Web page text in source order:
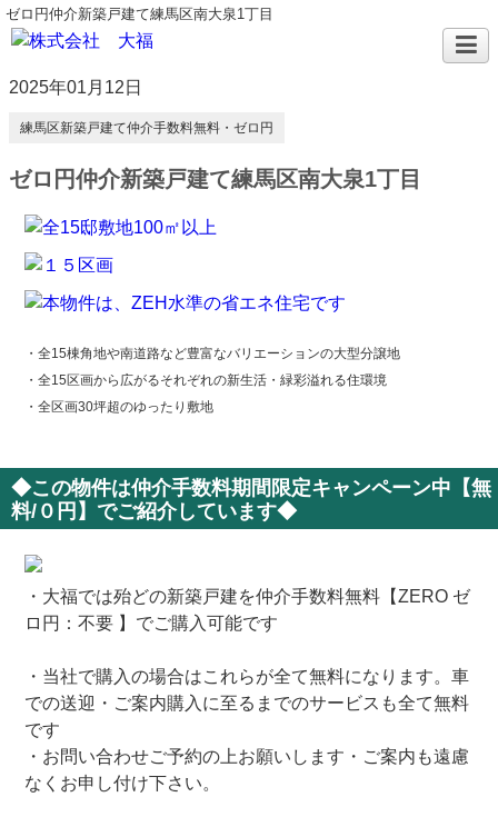
ゼロ円仲介新築戸建て練馬区南大泉1丁目
2025年01月12日
練馬区新築戸建て仲介手数料無料・ゼロ円
ゼロ円仲介新築戸建て練馬区南大泉1丁目
・全15棟角地や南道路など豊富なバリエーションの大型分譲地
・全15区画から広がるそれぞれの新生活・緑彩溢れる住環境
・全区画30坪超のゆったり敷地
◆この物件は仲介手数料期間限定キャンペーン中【無
料/０円】でご紹介しています◆
・大福では殆どの新築戸建を仲介手数料無料【ZERO ゼ
ロ円：不要 】でご購入可能です
・当社で購入の場合はこれらが全て無料になります。車
での送迎・ご案内購入に至るまでのサービスも全て無料
です
・お問い合わせご予約の上お願いします・ご案内も遠慮
なくお申し付け下さい。